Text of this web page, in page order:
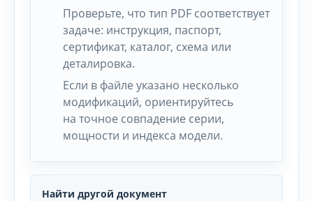
Проверьте, что тип PDF соответствует
задаче: инструкция, паспорт,
сертификат, каталог, схема или
деталировка.
Если в файле указано несколько
модификаций, ориентируйтесь
на точное совпадение серии,
мощности и индекса модели.
Найти другой документ